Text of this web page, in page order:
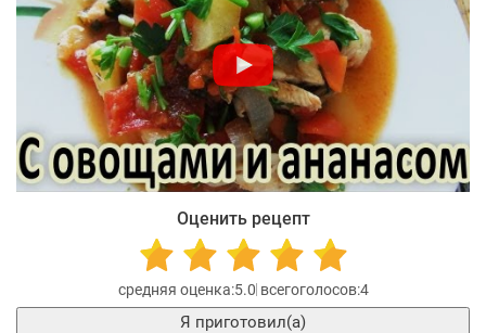
Оценить рецепт
5.0 4
Я приготовил(а)